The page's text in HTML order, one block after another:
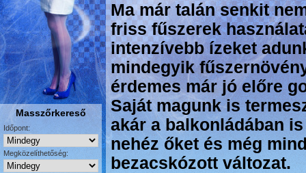
Masszőrkereső
Időpont:
Megközelíthetőség:
Ma már talán senkit
friss fűszerek
intenzívebb ízeket
mindegyik
érdemes már jó előre
Saját magunk is
akár a balkonládában
nehéz őket és még
bezacskózott változat.